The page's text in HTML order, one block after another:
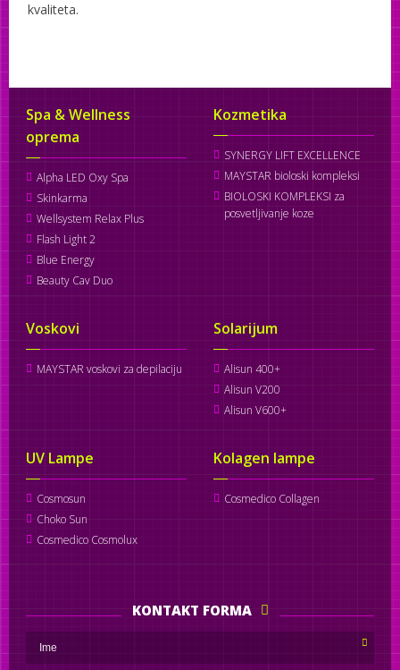
kvaliteta.
Spa & Wellness
oprema
Alpha LED Oxy Spa
Skinkarma
Wellsystem Relax Plus
Flash Light 2
Blue Energy
Beauty Cav Duo
Kozmetika
SYNERGY LIFT EXCELLENCE
MAYSTAR bioloski kompleksi
BIOLOSKI KOMPLEKSI za
posvetljivanje koze
Voskovi
MAYSTAR voskovi za depilaciju
Solarijum
Alisun 400+
Alisun V200
Alisun V600+
UV Lampe
Cosmosun
Choko Sun
Cosmedico Cosmolux
Kolagen lampe
Cosmedico Collagen
KONTAKT FORMA